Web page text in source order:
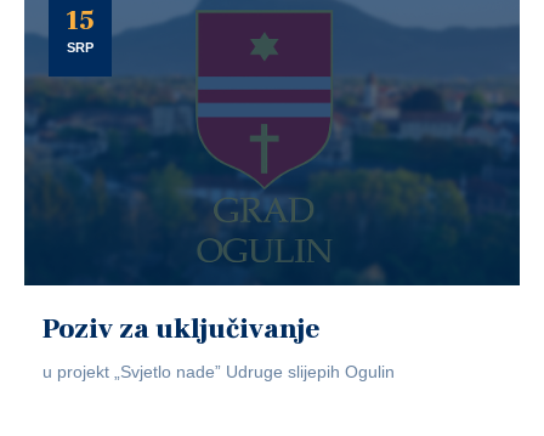
15
SRP
Poziv za uključivanje
u projekt „Svjetlo nade” Udruge slijepih Ogulin